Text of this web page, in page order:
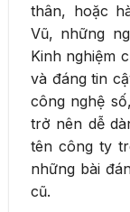
thân, hoặc
Vũ, những
Kinh nghiệm
và đáng tin
công nghệ
trở nên dễ
tên công ty
những bài
cũ.